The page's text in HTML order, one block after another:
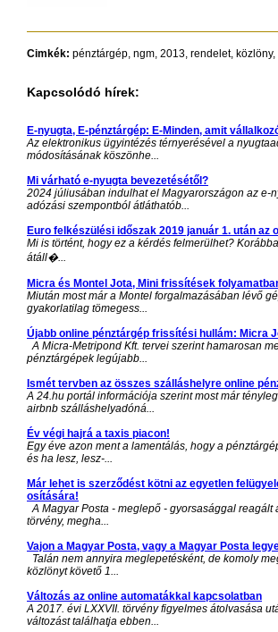
Cimkék: pénztárgép, ngm, 2013, rendelet, közlöny,
Kapcsolódó hírek:
E-nyugta, E-pénztárgép: E-Minden, amit
Az elektronikus ügyintézés térnyerésével a
módosításának köszönhe...
Mi várható e-nyugta bevezetésétől?
2024 júliusában indulhat el Magyarországon az e-
adózási szempontból átláthatób...
Euro felkészülési időszak 2019 január 1. után az
Mi is történt, hogy ez a kérdés felmerülhet?
átáll�...
Micra és Montel Jota, Mini frissítések
Miután most már a Montel forgalmazásában lévő
gyakorlatilag tömegess...
Újabb online pénztárgép frissítési hullám: Micra
A Micra-Metripond Kft. tervei szerint hamarosan
pénztárgépek legújabb...
Ismét tervben az összes szálláshelyre online
A 24.hu portál információja szerint most már
airbnb szálláshelyadóná...
Év végi hajrá a taxis piacon!
Egy éve azon ment a lamentálás, hogy a
és ha lesz, lesz-...
Már lehet is szerződést kötni az egyetlen
osítására!
A Magyar Posta - meglepő - gyorsasággal
törvény, megha...
Vajon a Magyar Posta, vagy a Magyar Posta
Talán nem annyira meglepetésként, de komoly
közlönyt követő 1...
Változás az online automatákkal kapcsolatban
A 2017. évi LXXVII. törvény figyelmes átolvasása
változást találhatja ebben...